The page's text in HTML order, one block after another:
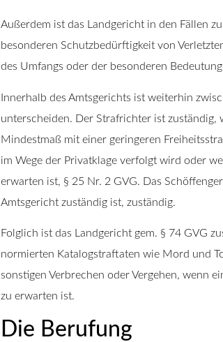
Außerdem ist das Landgericht in den Fällen
besonderen Schutzbedürftigkeit von
des Umfangs oder der besonderen
Innerhalb des Amtsgerichts ist weiterhin
unterscheiden. Der Strafrichter ist zuständig,
Mindestmaß mit einer geringeren
im Wege der Privatklage verfolgt wird oder
erwarten ist, § 25 Nr. 2 GVG. Das
Amtsgericht zuständig ist, zuständig.
Folglich ist das Landgericht gem. § 74 GVG
normierten Katalogstraftaten wie Mord und
sonstigen Verbrechen oder Vergehen, wenn
zu erwarten ist.
Die Berufung